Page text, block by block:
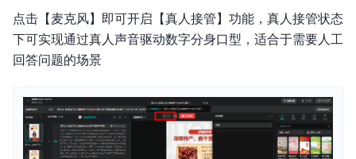
点击【麦克风】即可开启【真人接管】功能，真人接管状态
下可实现通过真人声音驱动数字分身口型，适合于需要人工
回答问题的场景